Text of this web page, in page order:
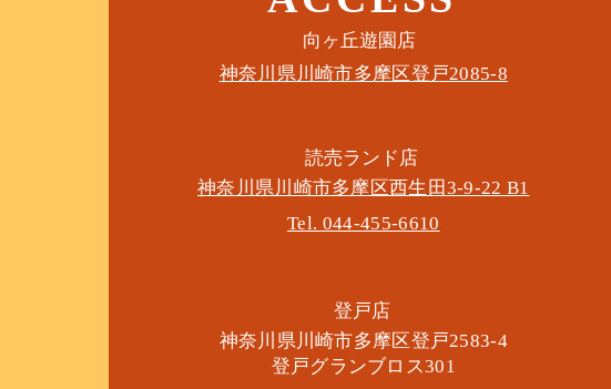
このイベントをシェア
​向ヶ丘遊園店
神奈川県川崎市多摩区​登戸2085-8
​読売ランド店
神奈川県川崎市多摩区​西生田3-9-22 B1
Tel. 044-455-6610
​登戸店
神奈川県川崎市多摩区​登戸2583-4
​登戸グランブロス301